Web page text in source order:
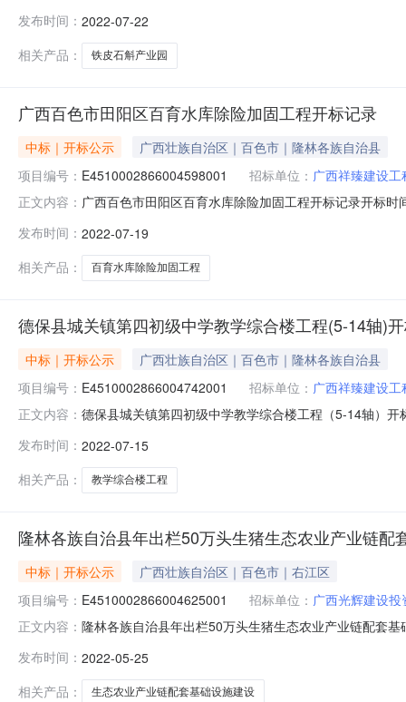
间:ThuJul2119:00:26CST2022,投标人名称:广西祥臻建
发布时间： 2022-07-22
相关产品：
铁皮石斛产业园
广西百色市田阳区百育水库除险加固工程开标记录
中标｜开标公示
广西壮族自治区｜百色市｜隆林各族自治县
项目编号： E4510002866004598001 招标单位： 广西祥臻建设
正文内容： 广西百色市田阳区百育水库除险加固工程开标记录开标
有限公司;项目负责人:陈圆;报价:5553248.20元/%;工期
发布时间： 2022-07-19
相关产品：
百育水库除险加固工程
德保县城关镇第四初级中学教学综合楼工程(5-14轴)
中标｜开标公示
广西壮族自治区｜百色市｜隆林各族自治县
项目编号： E4510002866004742001 招标单位： 广西祥臻建设
正文内容： 德保县城关镇第四初级中学教学综合楼工程（5-14轴）
华东建设集团有限公司;项目负责人:;报价:0.00元/%;工期
发布时间： 2022-07-15
相关产品：
教学综合楼工程
隆林各族自治县年出栏50万头生猪生态农业产业链配
中标｜开标公示
广西壮族自治区｜百色市｜右江区
项目编号： E4510002866004625001 招标单位： 广西光辉建设
正文内容： 隆林各族自治县年出栏50万头生猪生态农业产业链配套
时间:TueMay2421:55:09CST2022,投标人名称:广西祥
发布时间： 2022-05-25
相关产品：
生态农业产业链配套基础设施建设